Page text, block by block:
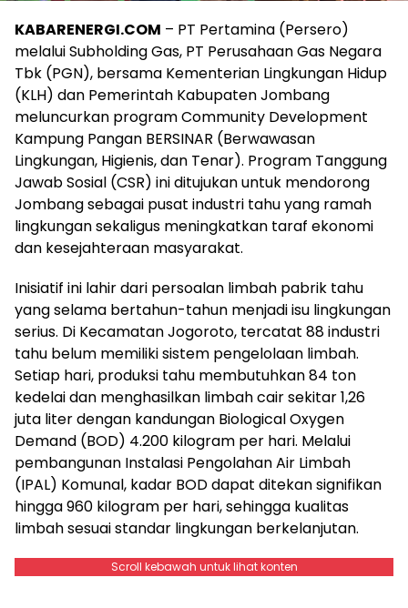
KABARENERGI.COM – PT Pertamina (Persero)
melalui Subholding Gas, PT Perusahaan Gas Negara
Tbk (PGN), bersama Kementerian Lingkungan Hidup
(KLH) dan Pemerintah Kabupaten Jombang
meluncurkan program Community Development
Kampung Pangan BERSINAR (Berwawasan
Lingkungan, Higienis, dan Tenar). Program Tanggung
Jawab Sosial (CSR) ini ditujukan untuk mendorong
Jombang sebagai pusat industri tahu yang ramah
lingkungan sekaligus meningkatkan taraf ekonomi
dan kesejahteraan masyarakat.
Inisiatif ini lahir dari persoalan limbah pabrik tahu
yang selama bertahun-tahun menjadi isu lingkungan
serius. Di Kecamatan Jogoroto, tercatat 88 industri
tahu belum memiliki sistem pengelolaan limbah.
Setiap hari, produksi tahu membutuhkan 84 ton
kedelai dan menghasilkan limbah cair sekitar 1,26
juta liter dengan kandungan Biological Oxygen
Demand (BOD) 4.200 kilogram per hari. Melalui
pembangunan Instalasi Pengolahan Air Limbah
(IPAL) Komunal, kadar BOD dapat ditekan signifikan
hingga 960 kilogram per hari, sehingga kualitas
limbah sesuai standar lingkungan berkelanjutan.
Scroll kebawah untuk lihat konten